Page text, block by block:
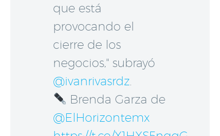
que está
provocando el
cierre de los
negocios," subrayó
@ivanrivasrdz
Brenda Garza de
@ElHorizontemx